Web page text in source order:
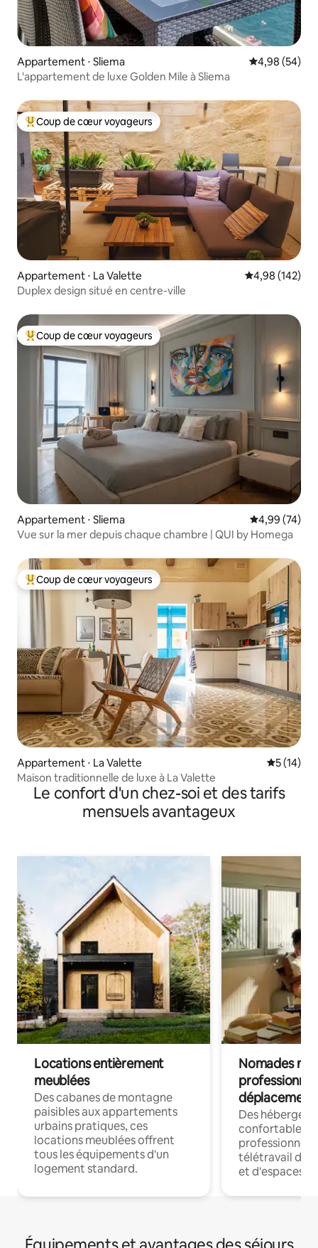
Appartement ⋅ Sliema Évaluation
4,98 (54)
L'appartement de luxe Golden Mile à Sliema
Coups de cœur voyageurs les plus appréciés
Coup de cœur voyageurs
Appartement ⋅ La Valette Évaluation
4,98 (142)
Duplex design situé en centre-ville
Coups de cœur voyageurs les plus appréciés
Coup de cœur voyageurs
Appartement ⋅ Sliema Évaluation
4,99 (74)
Vue sur la mer depuis chaque chambre | QUI by Homega
Coups de cœur voyageurs les plus appréciés
Coup de cœur voyageurs
Appartement ⋅ La Valette
5 (14)
Maison traditionnelle de luxe à La Valette
Le confort d'un chez-soi et des tarifs
mensuels avantageux
Locations entièrement
meublées
Des cabanes de montagne
paisibles aux appartements
urbains pratiques, ces
locations meublées offrent
tous les équipements d'un
logement standard.
Nomades
déplacement
Des
confortables
professionnels
télétravail
et d'espaces